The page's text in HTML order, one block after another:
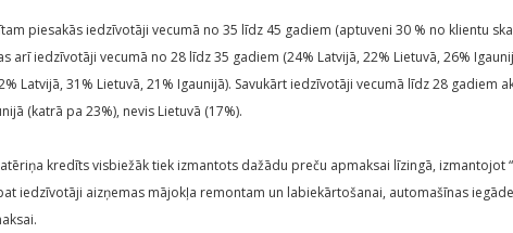
piesakās iedzīvotāji vecumā no 35 līdz 45 gadiem (aptuveni 30 % no klientu
arī iedzīvotāji vecumā no 28 līdz 35 gadiem (24% Latvijā, 22% Lietuvā, 26%
Latvijā, 31% Lietuvā, 21% Igaunijā). Savukārt iedzīvotāji vecumā līdz 28 gadiem
(katrā pa 23%), nevis Lietuvā (17%).
kredīts visbiežāk tiek izmantots dažādu preču apmaksai līzingā, izmantojot
iedzīvotāji aizņemas mājokļa remontam un labiekārtošanai, automašīnas